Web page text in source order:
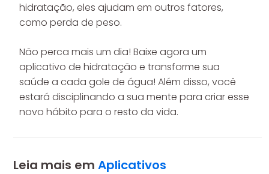
hidratação, eles ajudam em outros fatores,
como perda de peso.
Não perca mais um dia! Baixe agora um
aplicativo de hidratação e transforme sua
saúde a cada gole de água! Além disso, você
estará disciplinando a sua mente para criar esse
novo hábito para o resto da vida.
Leia mais em Aplicativos